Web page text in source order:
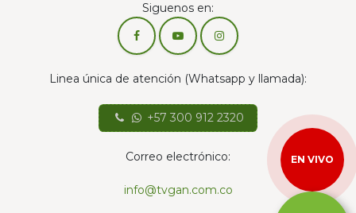
Siguenos en:
Linea única de atención (Whatsapp y llamada):
+57 300 912 2320
Correo electrónico:
info@tvgan.com.co
EN VIVO